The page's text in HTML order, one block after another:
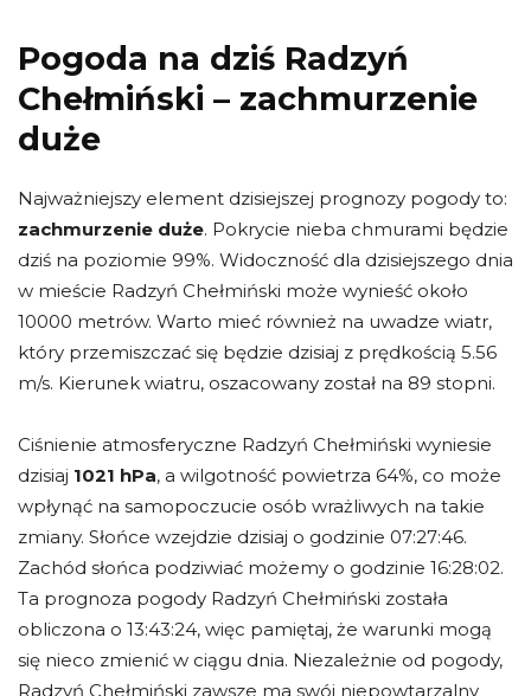
Pogoda na dziś Radzyń
Chełmiński – zachmurzenie
duże
Najważniejszy element dzisiejszej prognozy pogody to:
zachmurzenie duże. Pokrycie nieba chmurami będzie
dziś na poziomie 99%. Widoczność dla dzisiejszego dnia
w mieście Radzyń Chełmiński może wynieść około
10000 metrów. Warto mieć również na uwadze wiatr,
który przemiszczać się będzie dzisiaj z prędkością 5.56
m/s. Kierunek wiatru, oszacowany został na 89 stopni.
Ciśnienie atmosferyczne Radzyń Chełmiński wyniesie
dzisiaj 1021 hPa, a wilgotność powietrza 64%, co może
wpłynąć na samopoczucie osób wrażliwych na takie
zmiany. Słońce wzejdzie dzisiaj o godzinie 07:27:46.
Zachód słońca podziwiać możemy o godzinie 16:28:02.
Ta prognoza pogody Radzyń Chełmiński została
obliczona o 13:43:24, więc pamiętaj, że warunki mogą
się nieco zmienić w ciągu dnia. Niezależnie od pogody,
Radzyń Chełmiński zawsze ma swój niepowtarzalny